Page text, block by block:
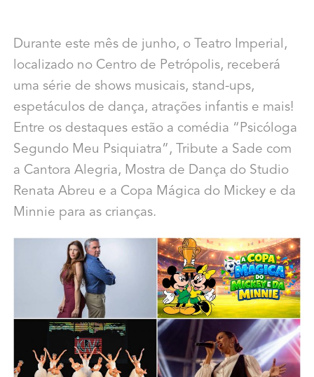
Durante este mês de junho, o Teatro Imperial,
localizado no Centro de Petrópolis, receberá
uma série de shows musicais, stand-ups,
espetáculos de dança, atrações infantis e mais!
Entre os destaques estão a comédia “Psicóloga
Segundo Meu Psiquiatra”, Tribute a Sade com
a Cantora Alegria, Mostra de Dança do Studio
Renata Abreu e a Copa Mágica do Mickey e da
Minnie para as crianças.